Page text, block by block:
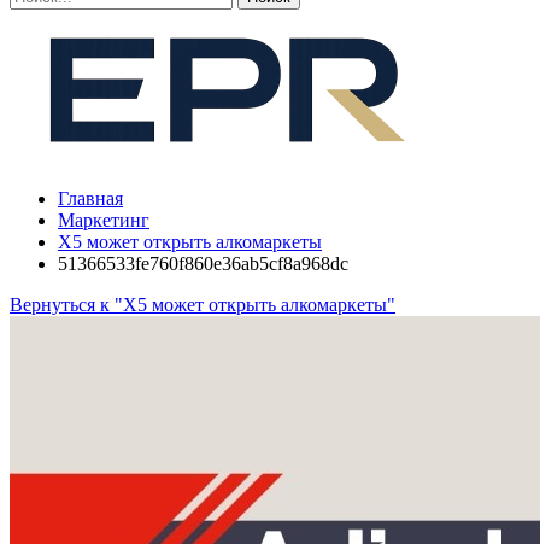
Главная
Маркетинг
X5 может открыть алкомаркеты
51366533fe760f860e36ab5cf8a968dc
Вернуться к "X5 может открыть алкомаркеты"